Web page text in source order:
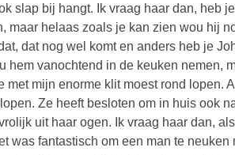
slap bij hangt. Ik vraag haar dan, heb
maar helaas zoals je kan zien wou hij
dat nog wel komt en anders heb je
hem vanochtend in de keuken nemen,
met mijn enorme klit moest rond lopen.
Ze heeft besloten om in huis ook
uit haar ogen. Ik vraag haar dan,
was fantastisch om een man te